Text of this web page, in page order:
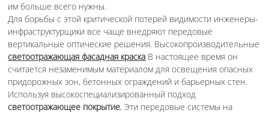
им больше всего нужны.
Для борьбы с этой критической потерей видимости инженеры-
инфраструктурщики все чаще внедряют передовые
вертикальные оптические решения. Высокопроизводительные
светоотражающая фасадная краска В настоящее время он
считается незаменимым материалом для освещения опасных
придорожных зон, бетонных ограждений и барьерных стен.
Используя высокоспециализированный подход
светоотражающее покрытие, Эти передовые системы на